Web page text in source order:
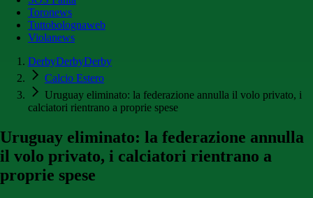
Toronews
Tuttobolognaweb
Violanews
DerbyDerbyDerby
Calcio Estero
Uruguay eliminato: la federazione annulla il volo privato, i
calciatori rientrano a proprie spese
Uruguay eliminato: la federazione annulla
il volo privato, i calciatori rientrano a
proprie spese